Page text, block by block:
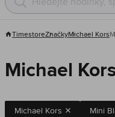
TimestoreZnačkyMichael Kors
Michael
Michael Kors Mini